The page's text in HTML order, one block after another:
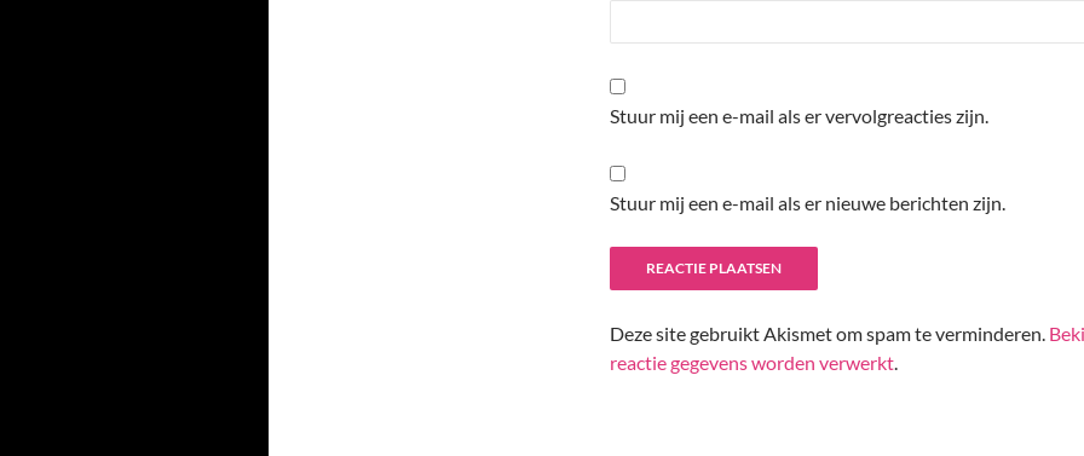
Stuur mij een e-mail als er vervolgreacties zijn.
Stuur mij een e-mail als er nieuwe berichten zijn.
Deze site gebruikt Akismet om spam te verminderen.
reactie gegevens worden verwerkt.